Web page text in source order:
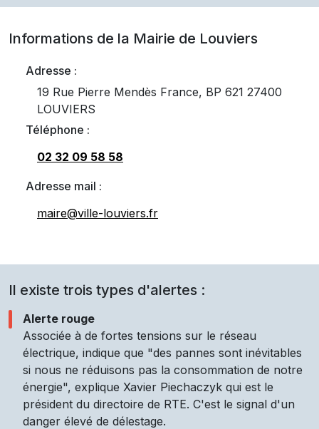
Informations de la Mairie de Louviers
Adresse :
19 Rue Pierre Mendès France, BP 621 27400
LOUVIERS
Téléphone :
02 32 09 58 58
Adresse mail :
maire@ville-louviers.fr
Il existe trois types d'alertes :
Alerte rouge
Associée à de fortes tensions sur le réseau
électrique, indique que "des pannes sont inévitables
si nous ne réduisons pas la consommation de notre
énergie", explique Xavier Piechaczyk qui est le
président du directoire de RTE. C'est le signal d'un
danger élevé de délestage.